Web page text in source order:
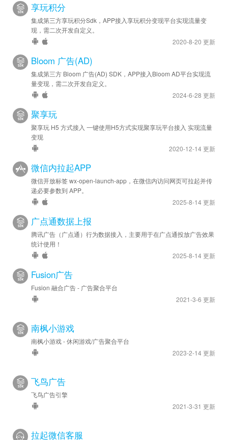
享玩积分
集成第三方享玩积分Sdk，APP接入享玩积分变现平台实现流量变
现，需二次开发自定义。
2020-8-20 更新
Bloom 广告(AD)
集成第三方 Bloom 广告(AD) SDK，APP接入Bloom AD平台实现流
量变现，需二次开发自定义。
2024-6-28 更新
聚享玩
聚享玩 H5 方式接入 一键使用H5方式实现聚享玩平台接入 实现流量
变现
2020-12-14 更新
微信内拉起APP
微信开放标签 wx-open-launch-app，在微信内访问网页可拉起并传
递必要参数到 APP。
2025-8-14 更新
广点通数据上报
腾讯广告（广点通）行为数据接入，主要用于在广点通投放广告效果
统计使用！
2025-8-14 更新
Fusion广告
Fusion 融合广告 - 广告聚合平台
2021-3-6 更新
南枫小游戏
南枫小游戏 - 休闲游戏/广告聚合平台
2023-2-14 更新
飞鸟广告
飞鸟广告引擎
2021-3-31 更新
拉起微信客服